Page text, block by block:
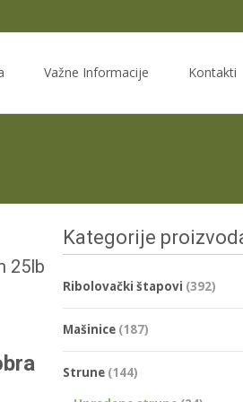
Važne Informacije Kontakti
25lb
Kategorije
Ribolovački štapovi (392)
Mašinice (187)
Strune (144)